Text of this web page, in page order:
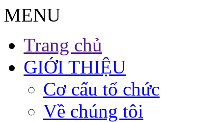
MENU
Trang chủ
GIỚI THIỆU
Cơ cấu tổ chức
Về chúng tôi